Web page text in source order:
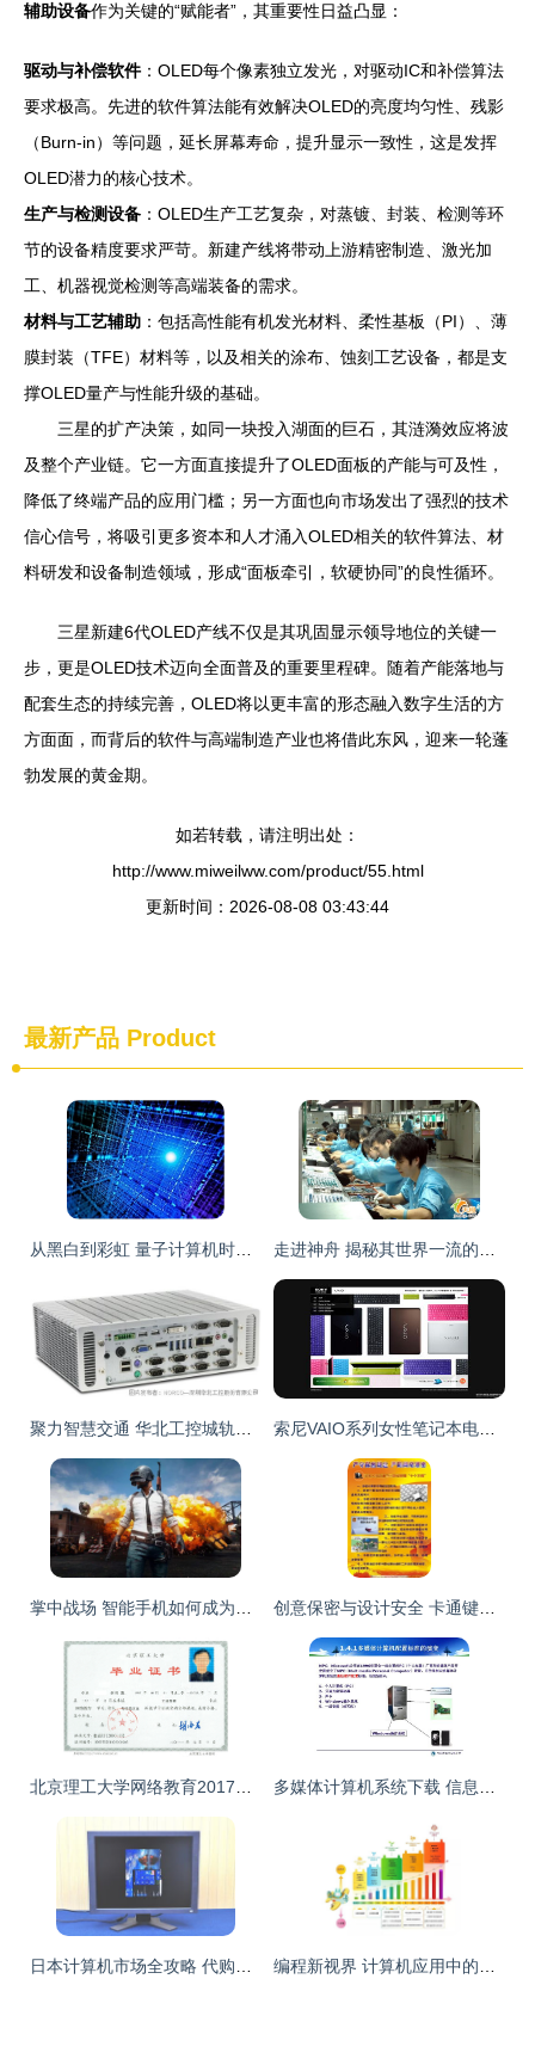
辅助设备作为关键的“赋能者”，其重要性日益凸显：
驱动与补偿软件：OLED每个像素独立发光，对驱动IC和补偿算法
要求极高。先进的软件算法能有效解决OLED的亮度均匀性、残影
（Burn-in）等问题，延长屏幕寿命，提升显示一致性，这是发挥
OLED潜力的核心技术。
生产与检测设备 ：OLED生产工艺复杂，对蒸镀、封装、检测等环
节的设备精度要求严苛。新建产线将带动上游精密制造、激光加
工、机器视觉检测等高端装备的需求。
材料与工艺辅助 ：包括高性能有机发光材料、柔性基板（PI）、薄
膜封装（TFE）材料等，以及相关的涂布、蚀刻工艺设备，都是支
撑OLED量产与性能升级的基础。
三星的扩产决策，如同一块投入湖面的巨石，其涟漪效应将波
及整个产业链。它一方面直接提升了OLED面板的产能与可及性，
降低了终端产品的应用门槛；另一方面也向市场发出了强烈的技术
信心信号，将吸引更多资本和人才涌入OLED相关的软件算法、材
料研发和设备制造领域，形成“面板牵引，软硬协同”的良性循环。
三星新建6代OLED产线不仅是其巩固显示领导地位的关键一
步，更是OLED技术迈向全面普及的重要里程碑。随着产能落地与
配套生态的持续完善，OLED将以更丰富的形态融入数字生活的方
方面面，而背后的软件与高端制造产业也将借此东风，迎来一轮蓬
勃发展的黄金期。
如若转载，请注明出处：
http://www.miweilww.com/product/55.html
更新时间：2026-08-08 03:43:44
最新产品 Product